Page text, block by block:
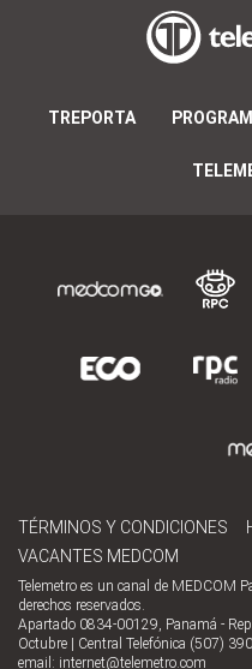
TREPORTA
TÉRMINOS Y CONDICIONES
VACANTES MEDCOM
Telemetro es un canal de MEDCOM
derechos reservados.
Apartado 0834-00129, Panamá -
Octubre | Central Telefónica (507)
email: internet@telemetro.com